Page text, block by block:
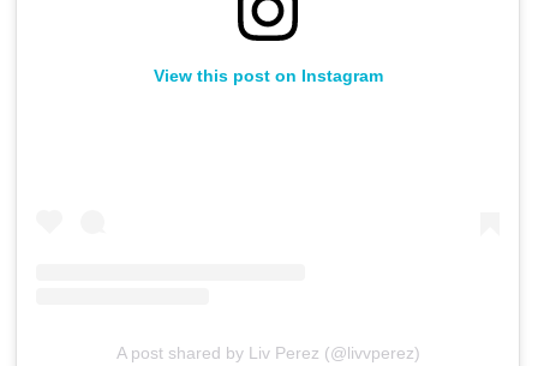
View this post on Instagram
A post shared by Liv Perez (@livvperez)